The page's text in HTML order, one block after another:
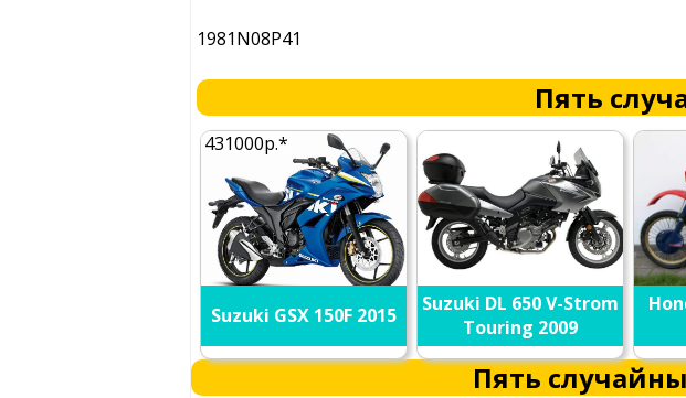
1981N08P41
Пять
431000р.*
Suzuki GSX 150F 2015
Suzuki DL 650 V-Strom
Touring 2009
Пять